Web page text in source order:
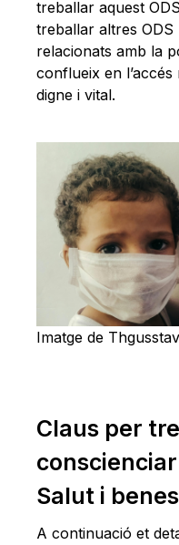
treballar aquest
treballar altres
relacionats amb la
conflueix en
digne i vital.
Imatge de
Claus per
conscienciar
Salut i
A continuació et